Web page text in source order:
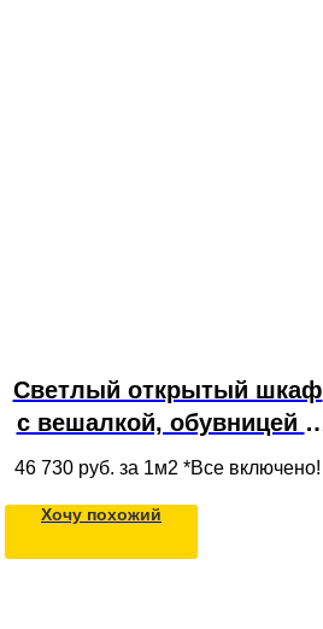
Светлый открытый шкаф
с вешалкой, обувницей и
полками из массива
прихожей и гардеробной
46 730 руб. за 1м2 *Все включено!
Хочу похожий